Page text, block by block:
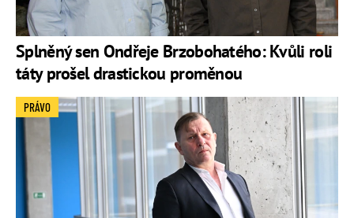
Splněný sen Ondřeje Brzobohatého: Kvůli roli
táty prošel drastickou proměnou
PRÁVO